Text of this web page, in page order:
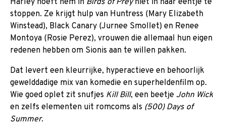
stoppen. Ze krijgt hulp van Huntress (Mary Elizabeth
Winstead), Black Canary (Jurnee Smollet) en Renee
Montoya (Rosie Perez), vrouwen die allemaal hun eigen
redenen hebben om Sionis aan te willen pakken.
Dat levert een kleurrijke, hyperactieve en behoorlijk
gewelddadige mix van komedie en superheldenfilm op.
Wie goed oplet zit snufjes Kill Bill, een beetje John Wick
en zelfs elementen uit romcoms als (500) Days of
Summer.